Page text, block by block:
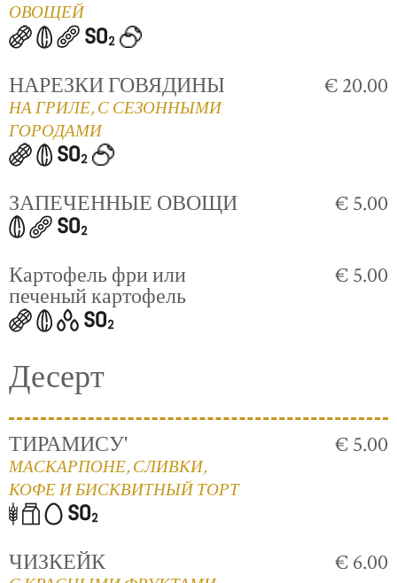
ОВОЩЕЙ
НАРЕЗКИ ГОВЯДИНЫ
НА ГРИЛЕ, С СЕЗОННЫМИ
ГОРОДАМИ
€ 20.00
ЗАПЕЧЕННЫЕ ОВОЩИ € 5.00
Картофель фри или
печеный картофель
€ 5.00
Десерт
ТИРАМИСУ'
МАСКАРПОНЕ, СЛИВКИ,
КОФЕ И БИСКВИТНЫЙ ТОРТ
€ 5.00
ЧИЗКЕЙК € 6.00